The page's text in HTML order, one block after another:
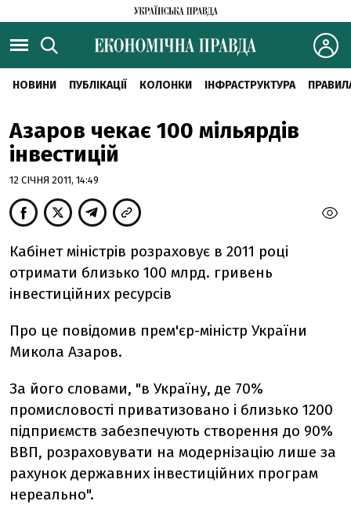
НОВИНИ ПУБЛІКАЦІЇ КОЛОНКИ ІНФРАСТРУКТУРА
Азаров чекає 100 мільярдів
інвестицій
12 СІЧНЯ 2011, 14:49
Кабінет міністрів розраховує в 2011 році
отримати близько 100 млрд. гривень
інвестиційних ресурсів
Про це повідомив прем'єр-міністр України
Микола Азаров.
За його словами, "в Україну, де 70%
промисловості приватизовано і близько 1200
підприємств забезпечують створення до 90%
ВВП, розраховувати на модернізацію лише за
рахунок державних інвестиційних програм
нереально".